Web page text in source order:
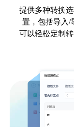
提供多种转换
置，包括导入/
可以轻松定制
挺不错的
板文件，
出，帮我
浪里小白龙
短视频运营